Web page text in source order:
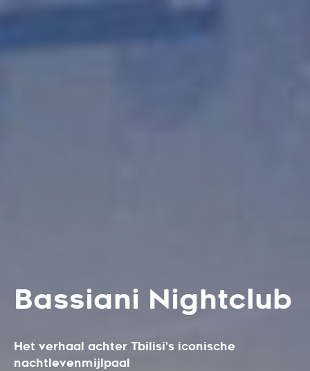
Bassiani Nightclub
Het verhaal achter Tbilisi's iconische
nachtlevenmijlpaal